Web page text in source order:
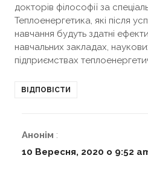
докторів філософії за
Теплоенергетика, які після
навчання будуть здатні
навчальних закладах,
підприємствах
ВІДПОВІСТИ
Анонім :
10 Вересня, 2020 о 9:52